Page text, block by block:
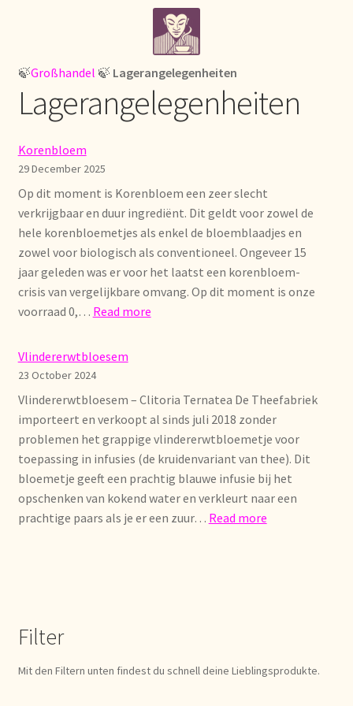
À propos de nous
About us
Acerca de nosotros
Actuele prijslijst
Afrekenen
Aktuelle Preisliste
Algemene Voorwaarden
Allgemeine Geschäftsbedingungen
Assortiment
Assortiment
Asuntos de existencias
Bestellung und Lieferzeit
🍃Großhandel 🍃 Lagerangelegenheiten
Lagerangelegenheiten
Korenbloem
29 December 2025
Op dit moment is Korenbloem een zeer slecht
verkrijgbaar en duur ingrediënt. Dit geldt voor zowel de
hele korenbloemetjes als enkel de bloemblaadjes en
zowel voor biologisch als conventioneel. Ongeveer 15
jaar geleden was er voor het laatst een korenbloem-
crisis van vergelijkbare omvang. Op dit moment is onze
voorraad 0,… Read more:
Vlindererwtbloesem
23 October 2024
Vlindererwtbloesem – Clitoria Ternatea De Theefabriek
importeert en verkoopt al sinds juli 2018 zonder
problemen het grappige vlindererwtbloemetje voor
toepassing in infusies (de kruidenvariant van thee). Dit
bloemetje geeft een prachtig blauwe infusie bij het
opschenken van kokend water en verkleurt naar een
prachtige paars als je er een zuur… Read more:
Filter
Mit den Filtern unten findest du schnell deine Lieblingsprodukte.